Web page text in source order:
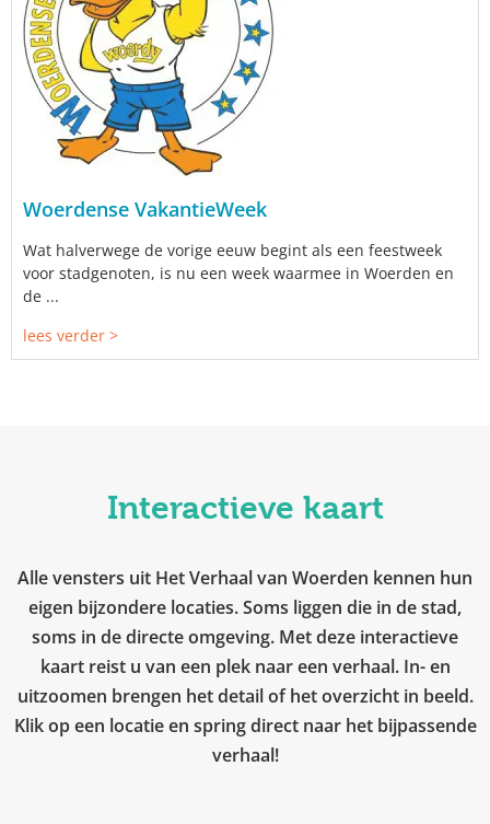
Woerdense VakantieWeek
Wat halverwege de vorige eeuw begint als een feestweek
voor stadgenoten, is nu een week waarmee in Woerden en
de ...
lees verder >
Interactieve kaart
Alle vensters uit Het Verhaal van Woerden kennen hun
eigen bijzondere locaties. Soms liggen die in de stad,
soms in de directe omgeving. Met deze interactieve
kaart reist u van een plek naar een verhaal. In- en
uitzoomen brengen het detail of het overzicht in beeld.
Klik op een locatie en spring direct naar het bijpassende
verhaal!